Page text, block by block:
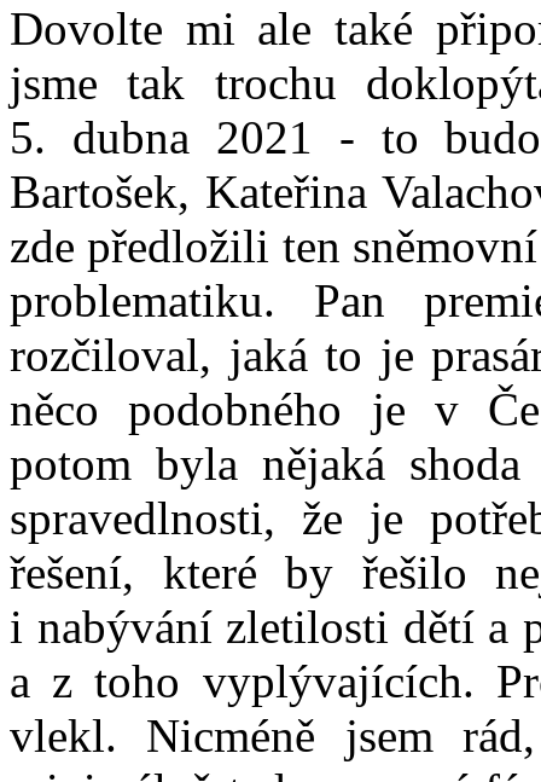
Dovolte mi ale také
jsme tak trochu
5. dubna 2021 - to
Bartošek, Kateřina
zde předložili ten
problematiku. Pan
rozčiloval, jaká to je
něco podobného je v
potom byla nějaká
spravedlnosti, že je
řešení, které by řešilo
i nabývání zletilosti dětí a
a z toho vyplývajících.
vlekl. Nicméně jsem